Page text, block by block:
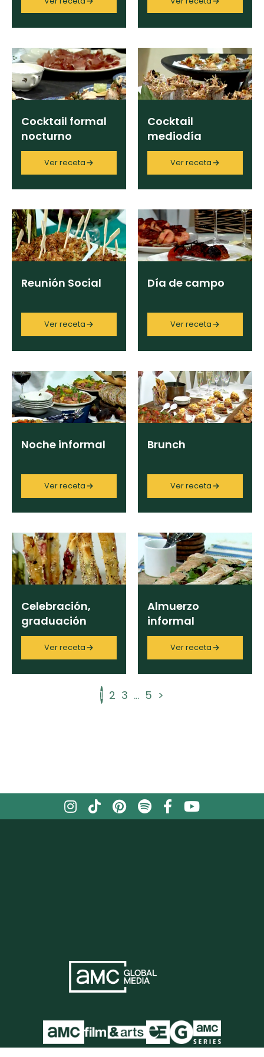
Limpiar
Cocktail formal
nocturno
Ver receta
Cocktail
mediodía
Ver receta
Reunión Social
Ver receta
Día de campo
Ver receta
Noche informal
Ver receta
Brunch
Ver receta
Celebración,
graduación
Ver receta
Almuerzo
informal
Ver receta
1 2 3 ... 5 >